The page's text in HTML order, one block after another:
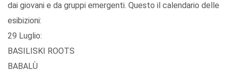
dai giovani e da gruppi emergenti. Questo il calendario delle
esibizioni:
29 Luglio:
BASILISKI ROOTS
BABALÙ